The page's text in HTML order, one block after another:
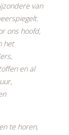
van
ons hoofd,
het
en al
te horen,